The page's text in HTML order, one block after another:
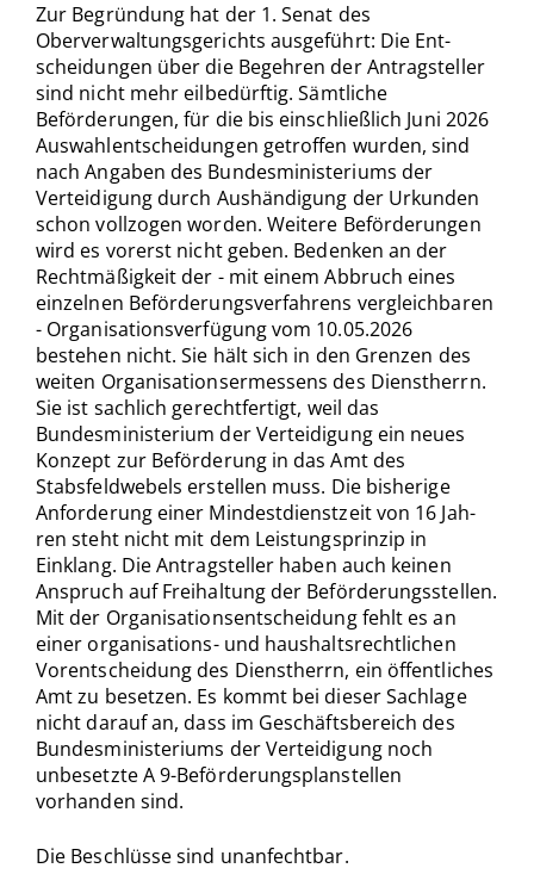
Zur Begründung hat der 1. Senat des
Oberverwaltungsgerichts ausgeführt: Die Ent­
scheidungen über die Begehren der Antragsteller
sind nicht mehr eilbedürftig. Sämt­liche
Beförderungen, für die bis einschließlich Juni 2026
Auswahlentscheidungen ge­troffen wurden, sind
nach Angaben des Bundesministeriums der
Verteidigung durch Aushändigung der Urkunden
schon vollzogen worden. Weitere Beförderungen
wird es vorerst nicht geben. Bedenken an der
Rechtmäßigkeit der - mit einem Abbruch ei­nes
einzelnen Beförderungsverfahrens vergleichbaren
- Organisationsverfügung vom 10.05.2026
bestehen nicht. Sie hält sich in den Grenzen des
weiten Organisations­er­messens des Dienstherrn.
Sie ist sachlich gerechtfertigt, weil das
Bundesministerium der Verteidigung ein neues
Konzept zur Beförderung in das Amt des
Stabsfeldwe­bels erstellen muss. Die bisherige
Anforderung einer Mindestdienstzeit von 16 Jah­
ren steht nicht mit dem Leistungsprinzip in
Einklang. Die Antragsteller haben auch keinen
Anspruch auf Freihaltung der Beförderungsstellen.
Mit der Organisationsent­scheidung fehlt es an
einer organisations- und haushaltsrechtlichen
Vorentscheidung des Dienstherrn, ein öffentliches
Amt zu besetzen. Es kommt bei dieser Sachlage
nicht darauf an, dass im Geschäftsbereich des
Bundesministeriums der Verteidigung noch
unbesetzte A 9-Beförderungsplanstellen
vorhanden sind.
Die Beschlüsse sind unanfechtbar.